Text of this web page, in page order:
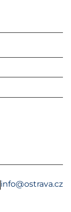
info@ostrava.cz